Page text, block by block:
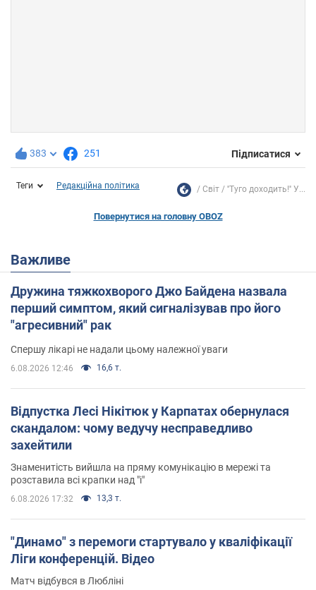
383 251 Підписатися
Теги Редакційна політика Світ ''Туго доходить!'' У...
Повернутися на головну OBOZ
Важливе
Дружина тяжкохворого Джо Байдена назвала
перший симптом, який сигналізував про його
"агресивний" рак
Спершу лікарі не надали цьому належної уваги
6.08.2026 12:46 16,6 т.
Відпустка Лесі Нікітюк у Карпатах обернулася
скандалом: чому ведучу несправедливо
захейтили
Знаменитість вийшла на пряму комунікацію в мережі та
розставила всі крапки над "і"
6.08.2026 17:32 13,3 т.
"Динамо" з перемоги стартувало у кваліфікації
Ліги конференцій. Відео
Матч відбувся в Любліні